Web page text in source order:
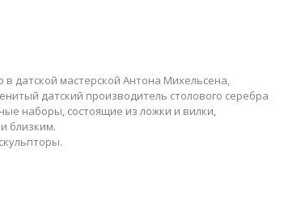
в датской мастерской Антона Михельсена,
датский производитель столового серебра
наборы, состоящие из ложки и вилки,
близким.